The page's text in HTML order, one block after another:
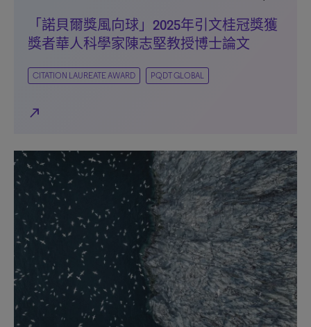
「諾貝爾獎風向球」2025年引文桂冠獎獲
獎者華人科學家陳志堅教授博士論文
CITATION LAUREATE AWARD PQDT GLOBAL
north_east